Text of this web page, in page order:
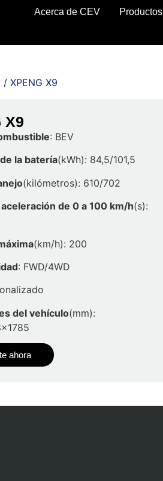
Acerca de CEV Productos
/ XPENG X9
X9
: BEV
la batería(kWh): 84,5/101,5
(kilómetros): 610/702
de 0 a 100 km/h(s):
(km/h): 200
: FWD/4WD
del vehículo(mm):
ahora